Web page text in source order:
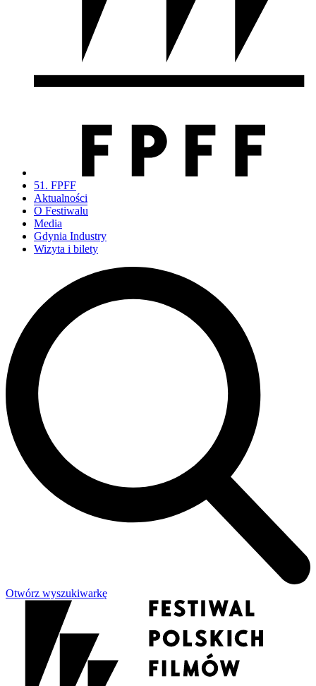
51. FPFF
Aktualności
O Festiwalu
Media
Gdynia Industry
Wizyta i bilety
Otwórz wyszukiwarkę